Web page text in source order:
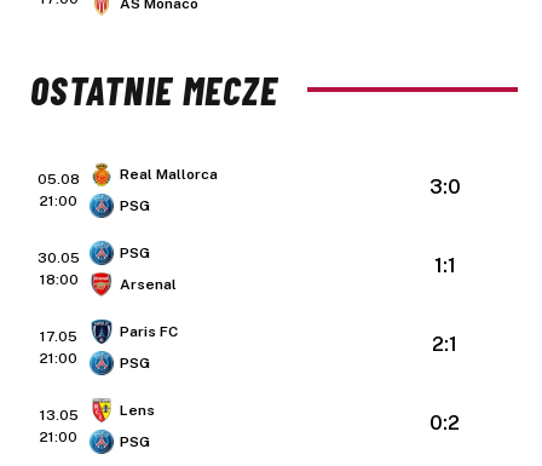
OSTATNIE MECZE
05.08
21:00
Real Mallorca
PSG
3:0
30.05
18:00
PSG
Arsenal
1:1
17.05
21:00
Paris FC
PSG
2:1
13.05
21:00
Lens
PSG
0:2